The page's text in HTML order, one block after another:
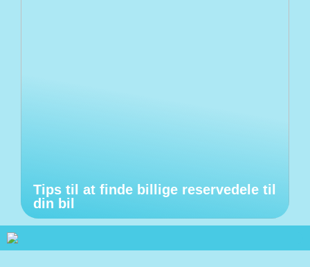
Tips til at finde billige reservedele til
din bil